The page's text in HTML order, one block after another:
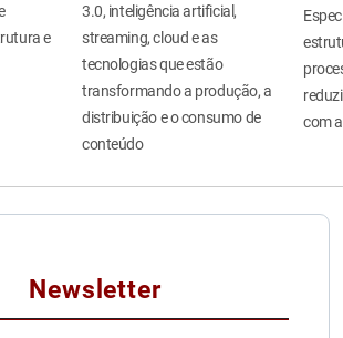
e
3.0, inteligência artificial,
streaming, cloud e as
tecnologias que estão
transformando a produção, a
distribuição e o consumo de
conteúdo
com
Newsletter